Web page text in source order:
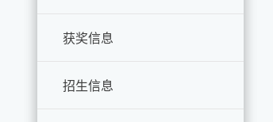
获奖信息
招生信息